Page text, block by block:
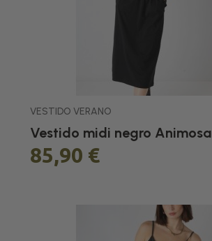
VESTIDO VERANO
Vestido midi negro Animosa
85,90 €